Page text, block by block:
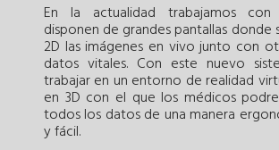
En la actualidad trabajamos
disponen de grandes pantallas donde
2D las imágenes en vivo junto con
datos vitales. Con este nuevo
trabajar en un entorno de realidad
en 3D con el que los médicos
todos los datos de una manera
y fácil.